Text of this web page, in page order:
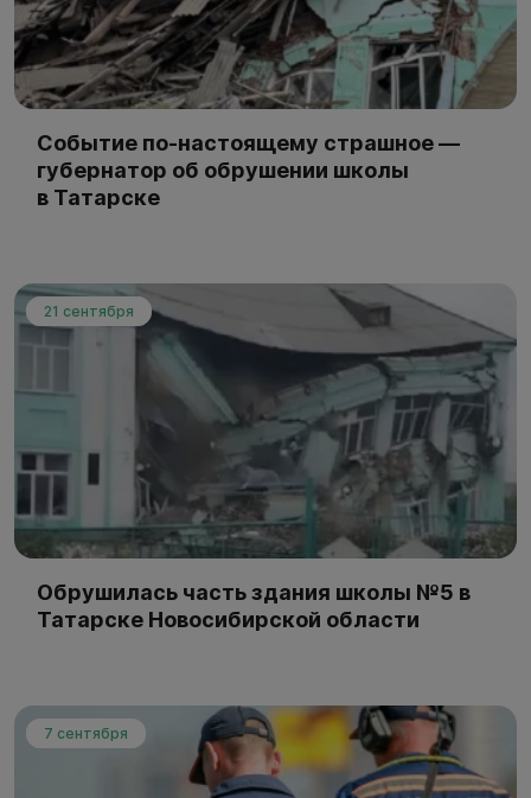
Событие по-настоящему страшное —
губернатор об обрушении школы
в Татарске
21 сентября
Обрушилась часть здания школы №5 в
Татарске Новосибирской области
7 сентября